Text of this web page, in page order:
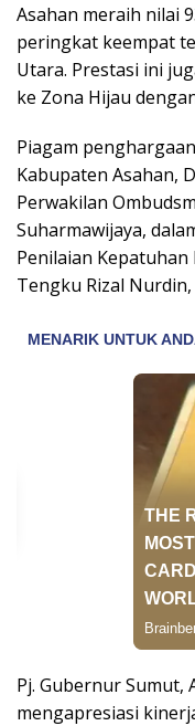
Asahan meraih nilai
peringkat keempat
Utara. Prestasi ini
ke Zona Hijau
Piagam
Kabupaten Asahan,
Perwakilan
Suharmawijaya,
Penilaian
Tengku Rizal
Pj. Gubernur Sumut,
mengapresiasi